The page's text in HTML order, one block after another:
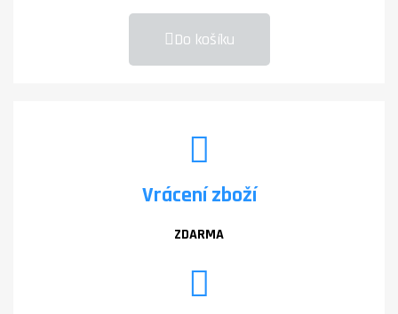
Do košíku
Vrácení zboží
ZDARMA